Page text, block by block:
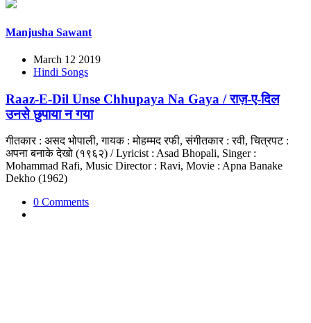
Manjusha Sawant
March 12 2019
Hindi Songs
Raaz-E-Dil Unse Chhupaya Na Gaya / राज़-ए-दिल
उनसे छुपाया न गया
गीतकार : असद भोपाली, गायक : मोहम्मद रफी, संगीतकार : रवी, चित्रपट :
अपना बनाके देखो (१९६२) / Lyricist : Asad Bhopali, Singer :
Mohammad Rafi, Music Director : Ravi, Movie : Apna Banake
Dekho (1962)
0 Comments